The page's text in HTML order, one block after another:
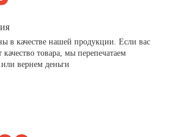
в качестве нашей продукции. Если вас
качество товара, мы перепечатаем
или вернем деньги